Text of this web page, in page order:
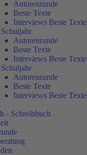
Autorenrunde
Beste Texte
Interviews Beste Texte
Schuljahr
Autorenrunde
Beste Texte
Interviews Beste Texte
Autorenrunde
Beste Texte
Interviews Beste Texte
- Schreibbuch